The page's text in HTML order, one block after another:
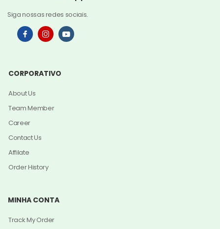
Siga nossas redes sociais.
CORPORATIVO
About Us
Team Member
Career
Contact Us
Affilate
Order History
MINHA CONTA
Track My Order